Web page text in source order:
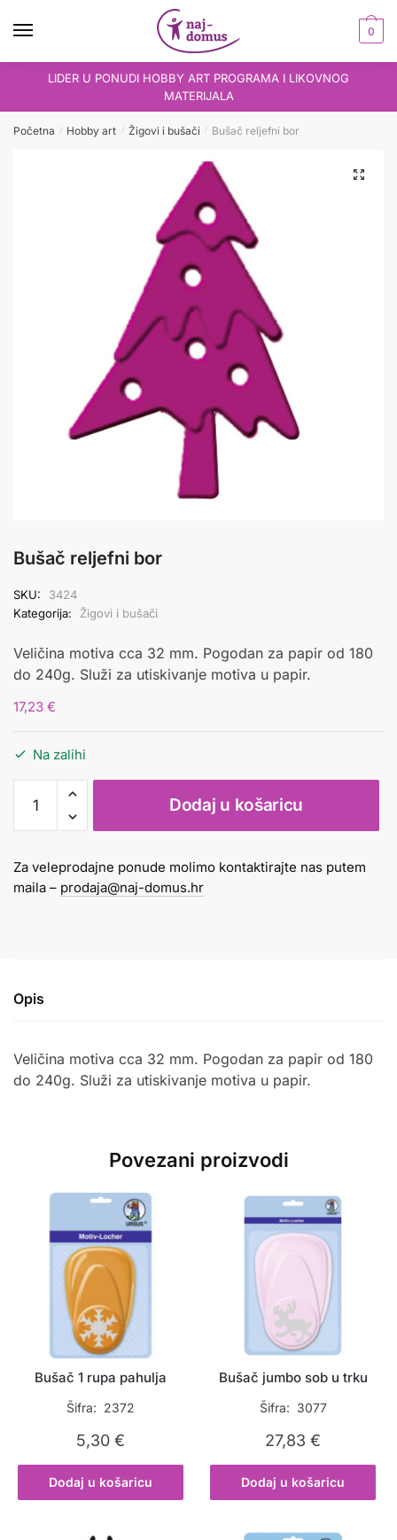
0
LIDER U PONUDI HOBBY ART PROGRAMA I LIKOVNOG
MATERIJALA
Početna / Hobby art / Žigovi i bušači / Bušač reljefni bor
Bušač reljefni bor
SKU:
3424
Kategorija:
Žigovi i bušači
Veličina motiva cca 32 mm. Pogodan za papir od 180
do 240g. Služi za utiskivanje motiva u papir.
17,23 €
Na zalihi
reljefni
bor
Dodaj u košaricu
Za veleprodajne ponude molimo kontaktirajte nas putem
maila – prodaja@naj-domus.hr
Opis
Veličina motiva cca 32 mm. Pogodan za papir od 180
do 240g. Služi za utiskivanje motiva u papir.
Povezani proizvodi
Bušač 1 rupa pahulja
Šifra: 2372
5,30€
Dodaj u košaricu
Bušač jumbo sob u trku
Šifra: 3077
27,83€
Dodaj u košaricu